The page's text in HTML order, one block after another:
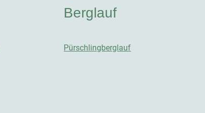
Berglauf
Pürschlingberglauf